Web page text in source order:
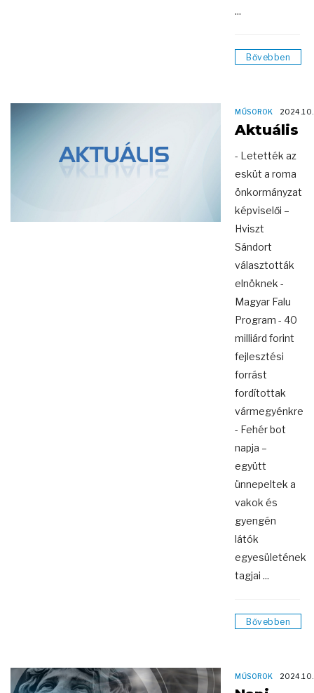
...
Bővebben
MŰSOROK
Aktuális
- Letették az
esküt a roma
önkormányzat
képviselői –
Hviszt
Sándort
választották
elnöknek -
Magyar Falu
Program - 40
milliárd forint
fejlesztési
forrást
fordítottak
vármegyénkre
- Fehér bot
napja –
együtt
ünnepeltek a
vakok és
gyengén
látók
egyesületének
tagjai ...
Bővebben
MŰSOROK